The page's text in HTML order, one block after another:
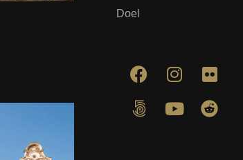
Doel